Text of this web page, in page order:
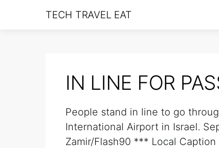
TECH TRAVEL EAT
IN LINE FOR
People stand in line to go
International Airport in Israel.
Zamir/Flash90 *** Local